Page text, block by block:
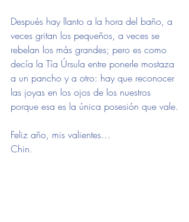
Después hay llanto a la hora del baño, a
veces gritan los pequeños, a veces se
rebelan los más grandes; pero es como
decía la Tía Úrsula entre ponerle mostaza
a un pancho y a otro: hay que reconocer
las joyas en los ojos de los nuestros
porque esa es la única posesión que vale.
Feliz año, mis valientes…
Chin.